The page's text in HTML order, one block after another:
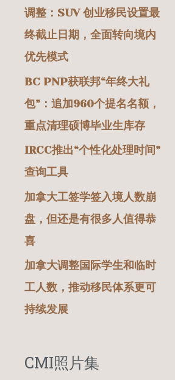
调整：SUV 创业移民设置最
终截止日期，全面转向境内
优先模式
BC PNP获联邦“年终大礼
包”：追加960个提名名额，
重点清理硕博毕业生库存
IRCC推出“个性化处理时间”
查询工具
加拿大工签学签入境人数崩
盘，但还是有很多人值得恭
喜
加拿大调整国际学生和临时
工人数，推动移民体系更可
持续发展
CMI照片集